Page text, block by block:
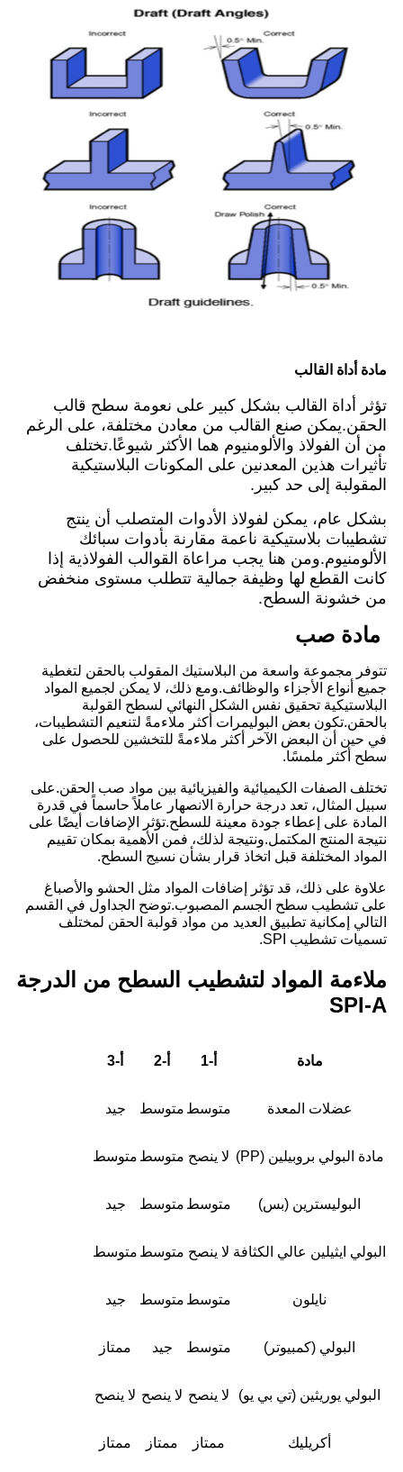
مادة أداة القالب
تؤثر أداة القالب بشكل كبير على نعومة سطح قالب
الحقن.يمكن صنع القالب من معادن مختلفة، على الرغم
من أن الفولاذ والألومنيوم هما الأكثر شيوعًا.تختلف
تأثيرات هذين المعدنين على المكونات البلاستيكية
المقولبة إلى حد كبير.
بشكل عام، يمكن لفولاذ الأدوات المتصلب أن ينتج
تشطيبات بلاستيكية ناعمة مقارنة بأدوات سبائك
الألومنيوم.ومن هنا يجب مراعاة القوالب الفولاذية إذا
كانت القطع لها وظيفة جمالية تتطلب مستوى منخفض
من خشونة السطح.
مادة صب
تتوفر مجموعة واسعة من البلاستيك المقولب بالحقن لتغطية
جميع أنواع الأجزاء والوظائف.ومع ذلك، لا يمكن لجميع المواد
البلاستيكية تحقيق نفس الشكل النهائي لسطح القولبة
بالحقن.تكون بعض البوليمرات أكثر ملاءمةً لتنعيم التشطيبات،
في حين أن البعض الآخر أكثر ملاءمةً للتخشين للحصول على
سطح أكثر ملمسًا.
تختلف الصفات الكيميائية والفيزيائية بين مواد صب الحقن.على
سبيل المثال، تعد درجة حرارة الانصهار عاملاً حاسماً في قدرة
المادة على إعطاء جودة معينة للسطح.تؤثر الإضافات أيضًا على
نتيجة المنتج المكتمل.ونتيجة لذلك، فمن الأهمية بمكان تقييم
المواد المختلفة قبل اتخاذ قرار بشأن نسيج السطح.
علاوة على ذلك، قد تؤثر إضافات المواد مثل الحشو والأصباغ
على تشطيب سطح الجسم المصبوب.توضح الجداول في القسم
التالي إمكانية تطبيق العديد من مواد قولبة الحقن لمختلف
تسميات تشطيب SPI.
ملاءمة المواد لتشطيب السطح من الدرجة
SPI-A
مادة أ-1 أ-2 أ-3
عضلات المعدة متوسط متوسط جيد
مادة البولي بروبيلين (PP) لا ينصح متوسط متوسط
البوليسترين (بس) متوسط متوسط جيد
البولي ايثيلين عالي الكثافة لا ينصح متوسط متوسط
نايلون متوسط متوسط جيد
البولي (كمبيوتر) متوسط جيد ممتاز
البولي يوريثين (تي بي يو) لا ينصح لا ينصح لا ينصح
أكريليك ممتاز ممتاز ممتاز